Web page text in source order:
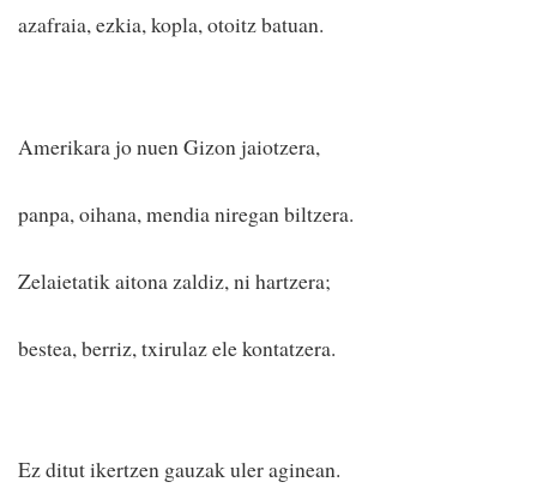
azafraia, ezkia, kopla, otoitz batuan.
Amerikara jo nuen Gizon jaiotzera,
panpa, oihana, mendia niregan biltzera.
Zelaietatik aitona zaldiz, ni hartzera;
bestea, berriz, txirulaz ele kontatzera.
Ez ditut ikertzen gauzak uler aginean.